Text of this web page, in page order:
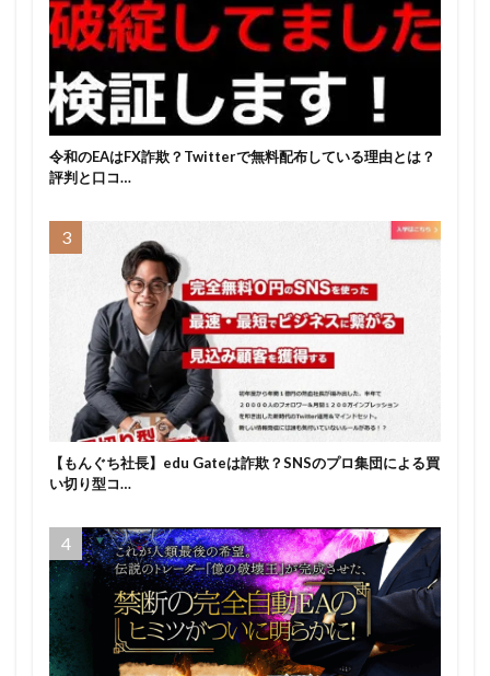
令和のEAはFX詐欺？Twitterで無料配布している理由とは？
評判と口コ…
【もんぐち社長】edu Gateは詐欺？SNSのプロ集団による買
い切り型コ…